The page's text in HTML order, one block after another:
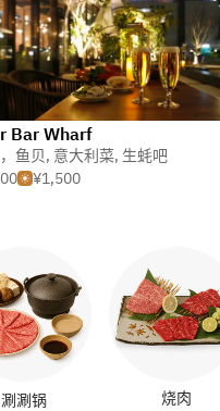
Bar Wharf
鱼贝, 意大利菜, 生蚝吧
¥1,500
涮涮锅 烧肉